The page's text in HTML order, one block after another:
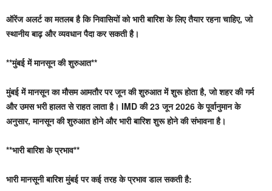
ऑरेंज अलर्ट का मतलब है कि निवासियों को भारी बारिश के लिए तैयार रहना चाहिए, जो
स्थानीय बाढ़ और व्यवधान पैदा कर सकती है।
**मुंबई में मानसून की शुरुआत**
मुंबई में मानसून का मौसम आमतौर पर जून की शुरुआत में शुरू होता है, जो शहर की गर्म
और उमस भरी हालत से राहत लाता है। IMD की 23 जून 2026 के पूर्वानुमान के
अनुसार, मानसून की शुरुआत होने और भारी बारिश शुरू होने की संभावना है।
**भारी बारिश के प्रभाव**
भारी मानसूनी बारिश मुंबई पर कई तरह के प्रभाव डाल सकती है: